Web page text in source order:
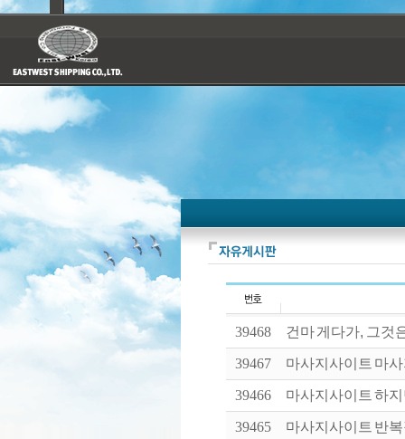
39468 건마 게다가, 그것
39467 마사지사이트 마
39466 마사지사이트 하
39465
마사지사이트 반